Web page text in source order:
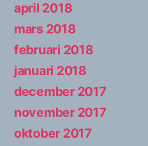
april 2018
mars 2018
februari 2018
januari 2018
december 2017
november 2017
oktober 2017